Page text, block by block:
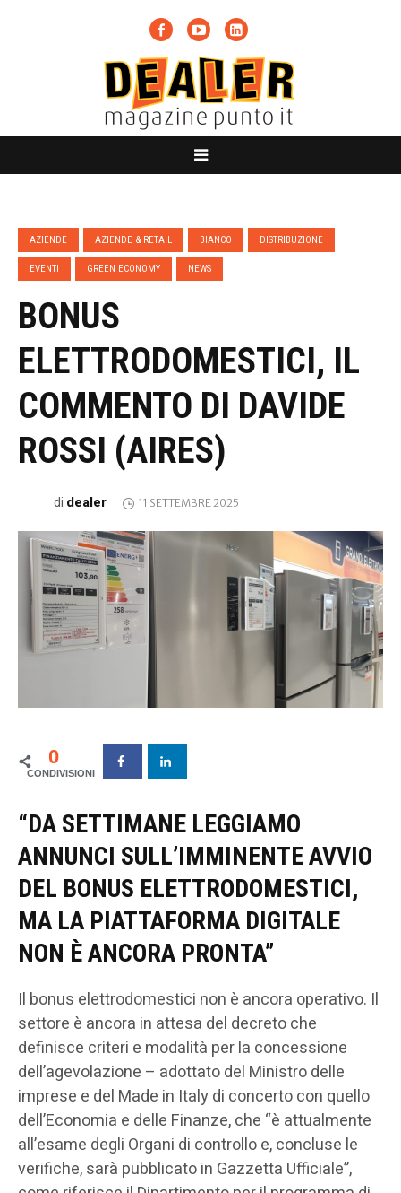
AZIENDE AZIENDE & RETAIL BIANCO DISTRIBUZIONE
EVENTI GREEN ECONOMY NEWS
BONUS
ELETTRODOMESTICI, IL
COMMENTO DI DAVIDE
ROSSI (AIRES)
di dealer 11 SETTEMBRE 2025
0
“DA SETTIMANE LEGGIAMO
ANNUNCI SULL’IMMINENTE AVVIO
DEL BONUS ELETTRODOMESTICI,
MA LA PIATTAFORMA DIGITALE
NON È ANCORA PRONTA”
Il bonus elettrodomestici non è ancora operativo. Il
settore è ancora in attesa del decreto che
definisce criteri e modalità per la concessione
dell’agevolazione – adottato del Ministro delle
imprese e del Made in Italy di concerto con quello
dell’Economia e delle Finanze, che “è attualmente
all’esame degli Organi di controllo e, concluse le
verifiche, sarà pubblicato in Gazzetta Ufficiale”,